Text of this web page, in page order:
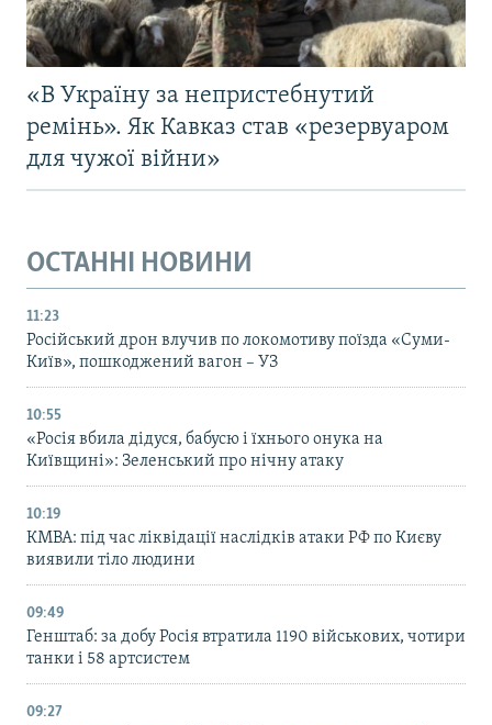
«В Україну за непристебнутий
ремінь». Як Кавказ став «резервуаром
для чужої війни»
ОСТАННІ НОВИНИ
11:23
Російський дрон влучив по локомотиву поїзда «Суми-
Київ», пошкоджений вагон – УЗ
10:55
«Росія вбила дідуся, бабусю і їхнього онука на
Київщині»: Зеленський про нічну атаку
10:19
КМВА: під час ліквідації наслідків атаки РФ по Києву
виявили тіло людини
09:49
Генштаб: за добу Росія втратила 1190 військових, чотири
танки і 58 артсистем
09:27